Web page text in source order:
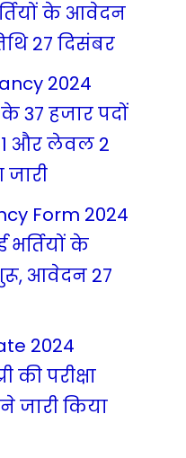
के आवेदन
27 दिसंबर
2024
37 हजार पदों
1 और लेवल 2
Form 2024
के
आवेदन 27
2024
की परीक्षा
जारी किया